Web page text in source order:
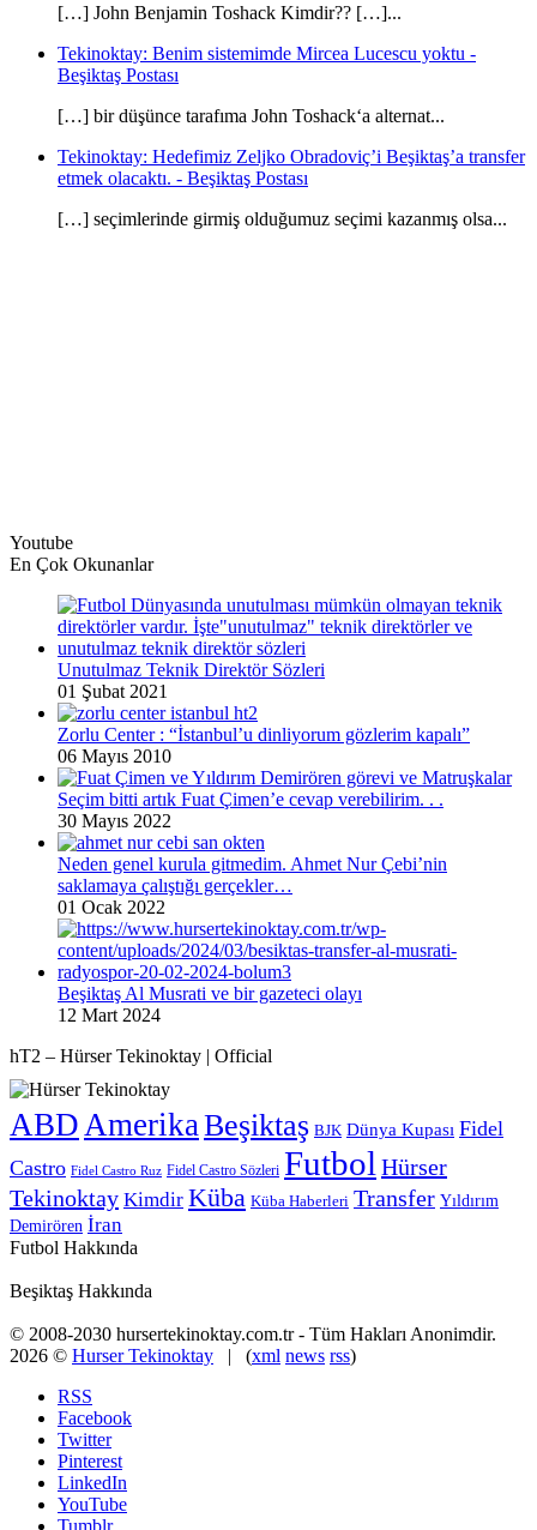
[…] John Benjamin Toshack Kimdir?? […]...
Tekinoktay: Benim sistemimde Mircea Lucescu yoktu -
Beşiktaş Postası
[…] bir düşünce tarafıma John Toshack‘a alternat...
Tekinoktay: Hedefimiz Zeljko Obradoviç’i Beşiktaş’a transfer
etmek olacaktı. - Beşiktaş Postası
[…] seçimlerinde girmiş olduğumuz seçimi kazanmış olsa...
Youtube
En Çok Okunanlar
Unutulmaz Teknik Direktör Sözleri
01 Şubat 2021
Zorlu Center : “İstanbul’u dinliyorum gözlerim kapalı”
06 Mayıs 2010
Seçim bitti artık Fuat Çimen’e cevap verebilirim. . .
30 Mayıs 2022
Neden genel kurula gitmedim. Ahmet Nur Çebi’nin
saklamaya çalıştığı gerçekler…
01 Ocak 2022
Beşiktaş Al Musrati ve bir gazeteci olayı
12 Mart 2024
hT2 – Hürser Tekinoktay | Official
ABD Amerika Beşiktaş BJK Dünya Kupası Fidel
Castro Fidel Castro Ruz Fidel Castro Sözleri Futbol Hürser
Tekinoktay Kimdir Küba Küba Haberleri Transfer Yıldırım
Demirören İran
Futbol Hakkında
Beşiktaş Hakkında
© 2008-2030 hursertekinoktay.com.tr - Tüm Hakları Anonimdir.
2026 © Hurser Tekinoktay | (xml news rss)
RSS
Facebook
Twitter
Pinterest
LinkedIn
YouTube
Tumblr